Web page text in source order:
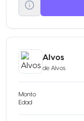
Alvos
de Alvos
Monto
Edad